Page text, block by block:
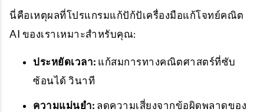
นี่คือเหตุผลที่โปรแกรมแก้ปัก้ปัเครื่องมือแก้โจทย์คณิต
AI ของเราเหมาะสำหรับคุณ:
ประหยัดเวลา: แก้สมการทางคณิตศาสตร์ที่ซับ
ซ้อนได้ วินาที
ความแม่นยำ: ลดความเสี่ยงจากข้อผิดพลาดของ